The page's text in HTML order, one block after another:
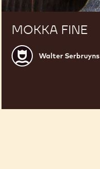
MOKKA FINE
Walter
Serbruyns
Walter Serbruyns